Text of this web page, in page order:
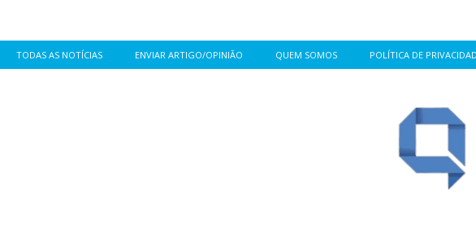
TODAS AS NOTÍCIAS ENVIAR ARTIGO/OPINIÃO QUEM SOMOS POLÍTICA DE